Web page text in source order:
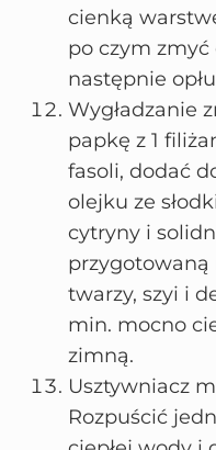
cienką
po czym zmyć
następnie
Wygładzanie
papkę z 1
fasoli, dodać
olejku ze
cytryny i
przygotowaną
twarzy, szyi i
min. mocno
zimną.
Usztywniacz
Rozpuścić